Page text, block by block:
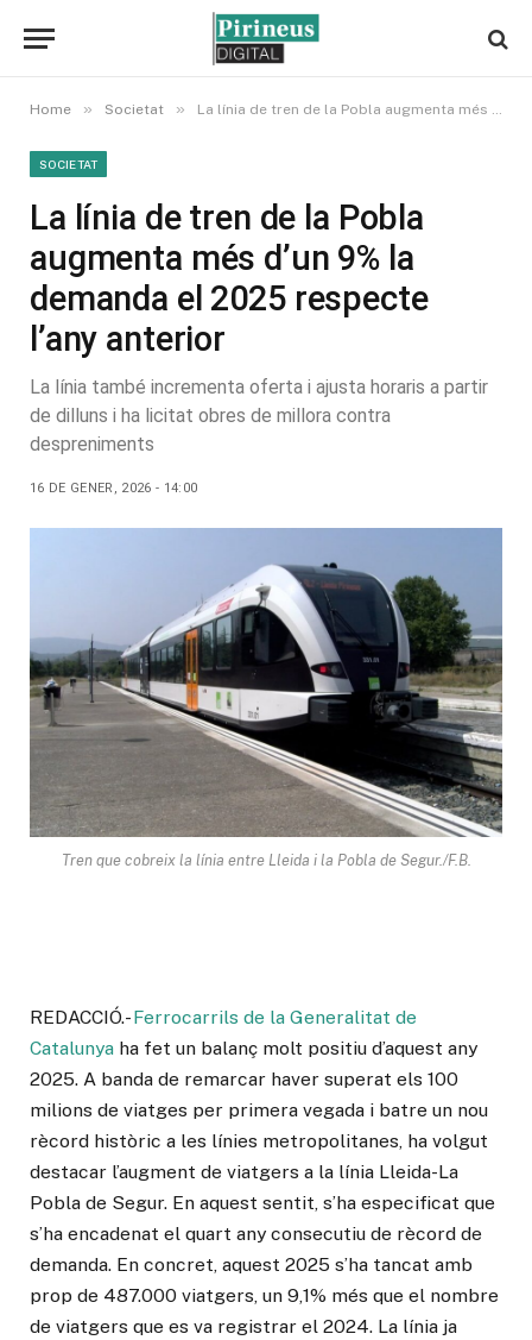
Home » Societat » La línia de tren de la Pobla augmenta més d’un 9% la demanda el 2025 respecte l’any anterior
SOCIETAT
La línia de tren de la Pobla
augmenta més d’un 9% la
demanda el 2025 respecte
l’any anterior
La línia també incrementa oferta i ajusta horaris a partir
de dilluns i ha licitat obres de millora contra
despreniments
16 DE GENER, 2026 - 14:00
Tren que cobreix la línia entre Lleida i la Pobla de Segur./F.B.
REDACCIÓ.-Ferrocarrils de la Generalitat de
Catalunya ha fet un balanç molt positiu d’aquest any
2025. A banda de remarcar haver superat els 100
milions de viatges per primera vegada i batre un nou
rècord històric a les línies metropolitanes, ha volgut
destacar l’augment de viatgers a la línia Lleida-La
Pobla de Segur. En aquest sentit, s’ha especificat que
s’ha encadenat el quart any consecutiu de rècord de
demanda. En concret, aquest 2025 s’ha tancat amb
prop de 487.000 viatgers, un 9,1% més que el nombre
de viatgers que es va registrar el 2024. La línia ja